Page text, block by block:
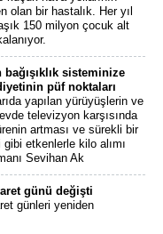
olan bir hastalık. Her yıl
150 milyon çocuk alt
sisteminize
püf noktaları
yapılan yürüyüşlerin ve
televizyon karşısında
artması ve sürekli bir
etkenlerle kilo alımı
Sevihan Ak
günü değişti
günleri yeniden